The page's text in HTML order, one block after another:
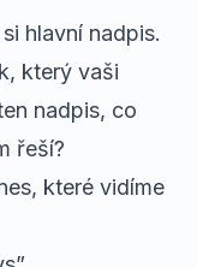
hlavní nadpis.
který vaši
nadpis, co
řeší?
které vidíme